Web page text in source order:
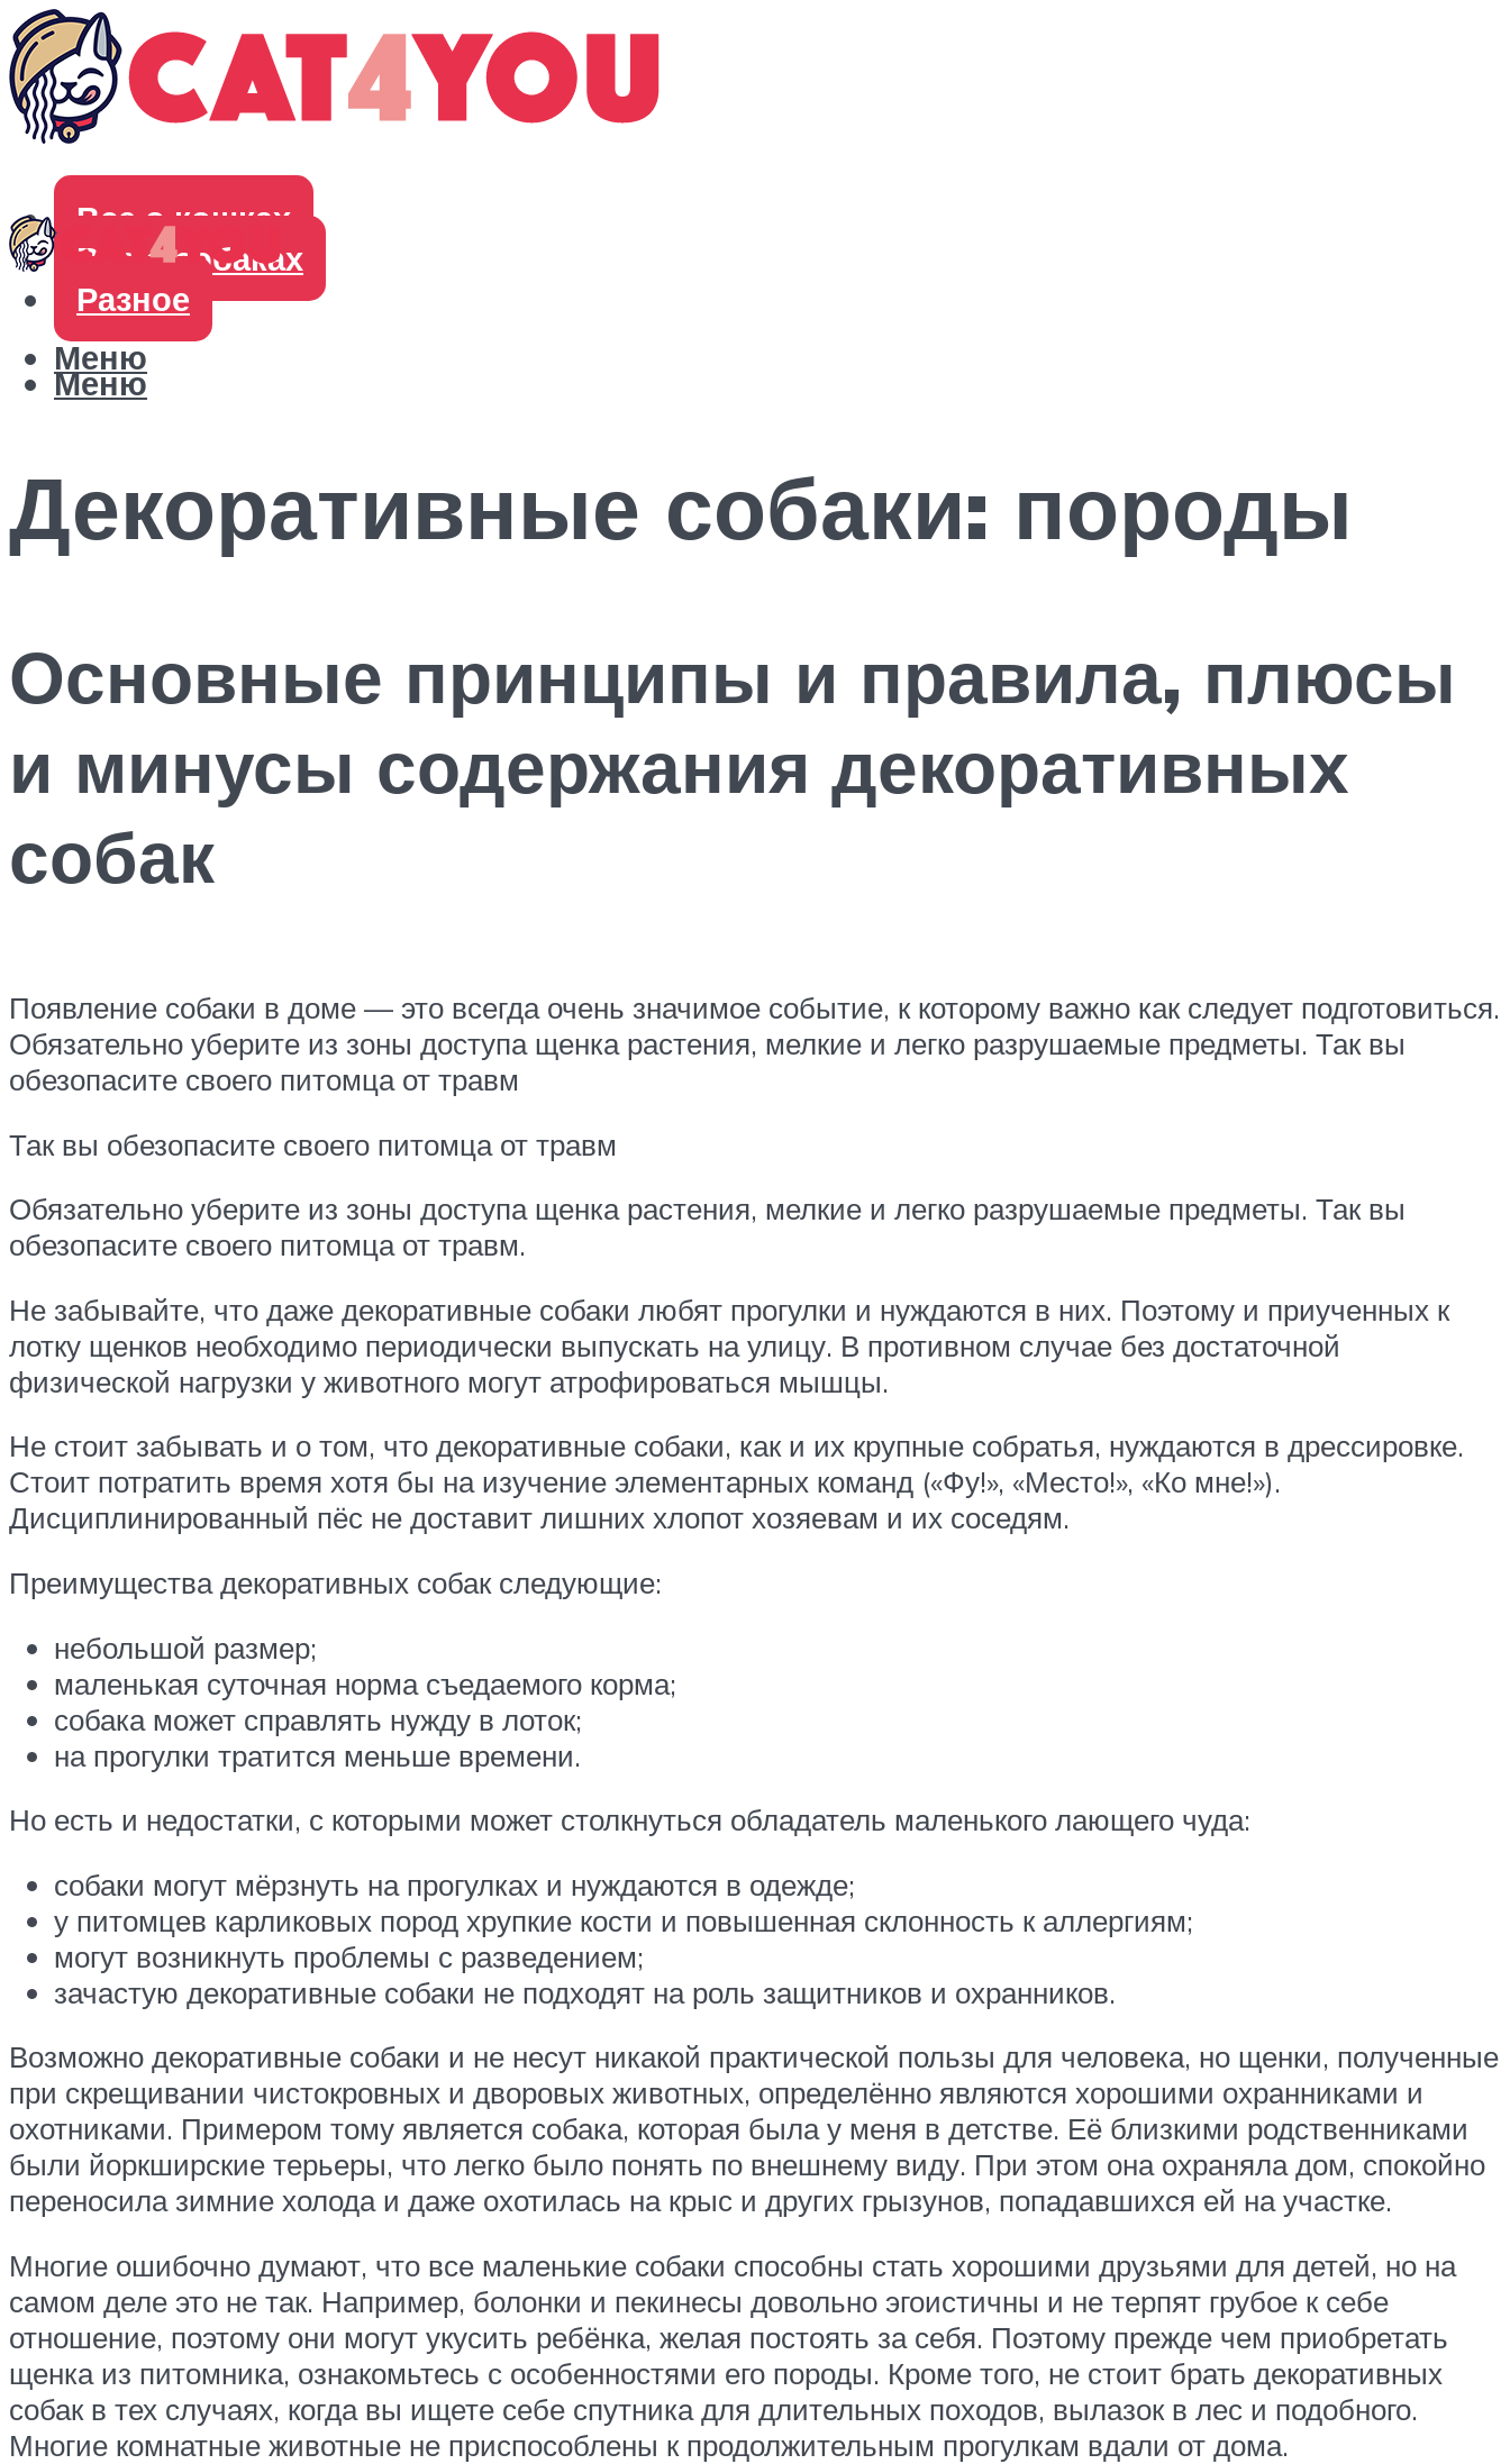
Все о кошках
Все о собаках
Разное
Меню
Меню
Декоративные собаки: породы
Основные принципы и правила, плюсы
и минусы содержания декоративных
собак
Появление собаки в доме — это всегда очень значимое событие, к которому важно как следует подготовиться.
Обязательно уберите из зоны доступа щенка растения, мелкие и легко разрушаемые предметы. Так вы
обезопасите своего питомца от травм
Так вы обезопасите своего питомца от травм
Обязательно уберите из зоны доступа щенка растения, мелкие и легко разрушаемые предметы. Так вы
обезопасите своего питомца от травм.
Не забывайте, что даже декоративные собаки любят прогулки и нуждаются в них. Поэтому и приученных к
лотку щенков необходимо периодически выпускать на улицу. В противном случае без достаточной
физической нагрузки у животного могут атрофироваться мышцы.
Не стоит забывать и о том, что декоративные собаки, как и их крупные собратья, нуждаются в дрессировке.
Стоит потратить время хотя бы на изучение элементарных команд («Фу!», «Место!», «Ко мне!»).
Дисциплинированный пёс не доставит лишних хлопот хозяевам и их соседям.
Преимущества декоративных собак следующие:
небольшой размер;
маленькая суточная норма съедаемого корма;
собака может справлять нужду в лоток;
на прогулки тратится меньше времени.
Но есть и недостатки, с которыми может столкнуться обладатель маленького лающего чуда:
собаки могут мёрзнуть на прогулках и нуждаются в одежде;
у питомцев карликовых пород хрупкие кости и повышенная склонность к аллергиям;
могут возникнуть проблемы с разведением;
зачастую декоративные собаки не подходят на роль защитников и охранников.
Возможно декоративные собаки и не несут никакой практической пользы для человека, но щенки, полученные
при скрещивании чистокровных и дворовых животных, определённо являются хорошими охранниками и
охотниками. Примером тому является собака, которая была у меня в детстве. Её близкими родственниками
были йоркширские терьеры, что легко было понять по внешнему виду. При этом она охраняла дом, спокойно
переносила зимние холода и даже охотилась на крыс и других грызунов, попадавшихся ей на участке.
Многие ошибочно думают, что все маленькие собаки способны стать хорошими друзьями для детей, но на
самом деле это не так. Например, болонки и пекинесы довольно эгоистичны и не терпят грубое к себе
отношение, поэтому они могут укусить ребёнка, желая постоять за себя. Поэтому прежде чем приобретать
щенка из питомника, ознакомьтесь с особенностями его породы. Кроме того, не стоит брать декоративных
собак в тех случаях, когда вы ищете себе спутника для длительных походов, вылазок в лес и подобного.
Многие комнатные животные не приспособлены к продолжительным прогулкам вдали от дома.